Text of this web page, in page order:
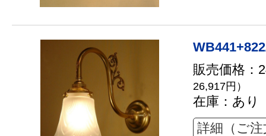
販売価格：
26,917円）
在庫：あり
詳細（ご